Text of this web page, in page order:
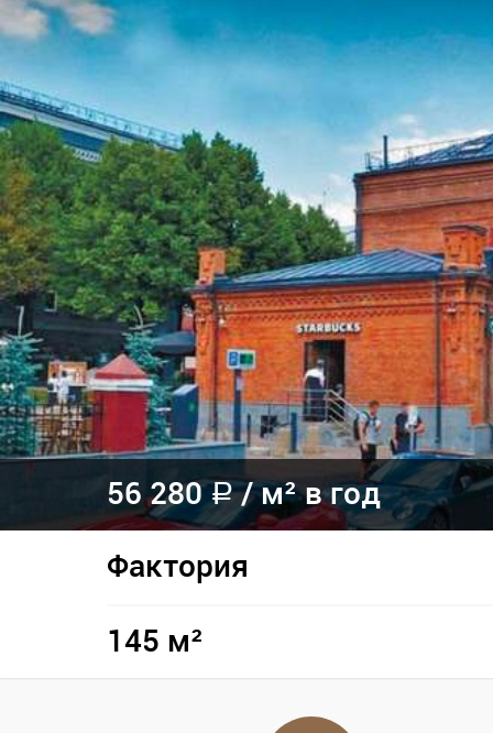
56 280a /м² в год
Фактория
145 м²